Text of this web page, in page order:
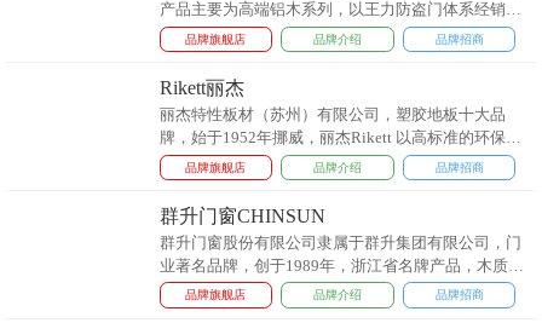
产品主要为高端铝木系列，以王力防盗门体系经销商
经营为主，2020年公司拓展佛山生产基地，开始致力
于铝合金门窗产品的设计、研发与生产。...
品牌旗舰店 品牌介绍 品牌招商
Rikett丽杰
丽杰特性板材（苏州）有限公司，塑胶地板十大品
牌，始于1952年挪威，丽杰Rikett 以高标准的环保理
念著称于行业。在品类纷繁复杂，花色风格多样化的
弹性地板市场竞争中，丽杰以自己独特差异化的产品
傲视行业，并引领行业的不断创新发展。...
品牌旗舰店 品牌介绍 品牌招商
群升门窗CHINSUN
群升门窗股份有限公司隶属于群升集团有限公司，门
业著名品牌，创于1989年，浙江省名牌产品，木质门
和钢质门环保标准起草单位，防盗安全门/金属进户
门/防火门已成为享誉国内外的知名品牌。...
品牌旗舰店 品牌介绍 品牌招商